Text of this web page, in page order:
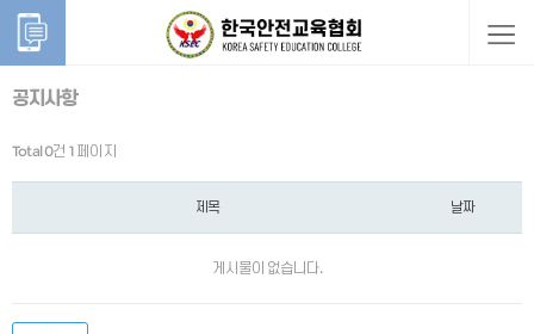
공지사항
Total 0건 1 페이지
제목 날짜
게시물이 없습니다.